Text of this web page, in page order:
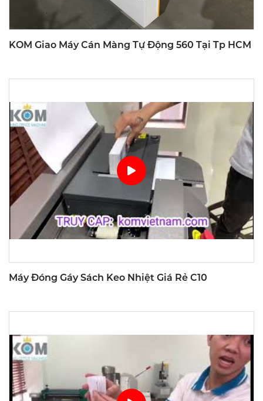
KOM Giao Máy Cán Màng Tự Động 560 Tại Tp HCM
Máy Đóng Gáy Sách Keo Nhiệt Giá Rẻ C10